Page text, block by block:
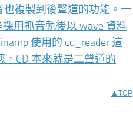
也複製到後聲道的功能。一
用抓音軌後以 wave 資料
使用的 cd_reader 這
CD 本來就是二聲道的
▲TOP